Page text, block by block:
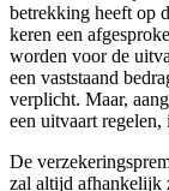
betrekking heeft op
keren een
worden voor de
een vaststaand
verplicht. Maar,
een uitvaart regelen,
De
zal altijd afhankelijk